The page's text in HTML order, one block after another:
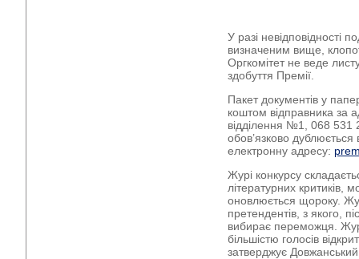
У разі невідповідності
визначеним вище,
Оргкомітет не веде
здобуття Премії.
Пакет документів у
коштом відправника за
відділення №1, 068
обов’язково
електронну адресу:
Журі конкурсу
літературних критиків,
оновлюється щороку.
претендентів, з якого,
вибирає переможця.
більшістю голосів
затверджує Довжанський